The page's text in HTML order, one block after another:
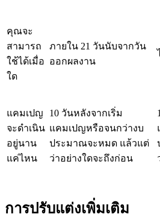
คุณจะ
สามารถ
ใช้ได้เมื่อ
ใด
ภายใน 21 วันนับจากวัน
ออกผลงาน
แคมเปญ
จะดำเนิน
อยู่นาน
แค่ไหน
10 วันหลังจากเริ่ม
แคมเปญหรือจนกว่างบ
ประมาณจะหมด แล้วแต่
ว่าอย่างใดจะถึงก่อน
การปรับแต่งเพิ่มเติม